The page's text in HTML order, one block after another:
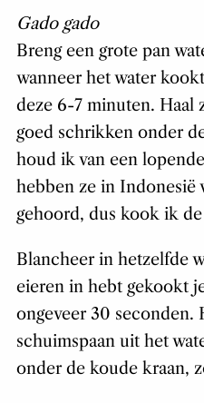
Gado gado
Breng een grote pan
wanneer het water
deze 6-7 minuten. Haal
goed schrikken onder
houd ik van een
hebben ze in Indonesië
gehoord, dus kook ik
Blancheer in hetzelfde
eieren in hebt gekookt
ongeveer 30 seconden.
schuimspaan uit het
onder de koude kraan,